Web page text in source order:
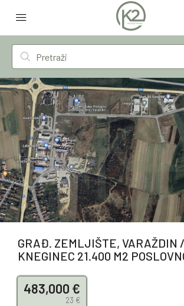
GRAĐ. ZEMLJIŠTE, VARAŽDIN
KNEGINEC 21.400 M2
483,000 €
23 €